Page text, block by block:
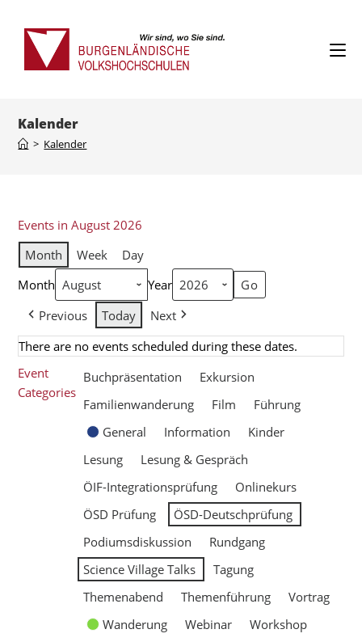
Kalender
> Kalender
Events in August 2026
Month
Week
Day
Month
Year
Previous
Today
Next
There are no events scheduled during these dates.
Event
Categories
Buchpräsentation
Exkursion
Familienwanderung
Film
Führung
General
Information
Kinder
Lesung
Lesung & Gespräch
ÖIF-Integrationsprüfung
Onlinekurs
ÖSD Prüfung
ÖSD-Deutschprüfung
Podiumsdiskussion
Rundgang
Science Village Talks
Tagung
Themenabend
Themenführung
Vortrag
Wanderung
Webinar
Workshop